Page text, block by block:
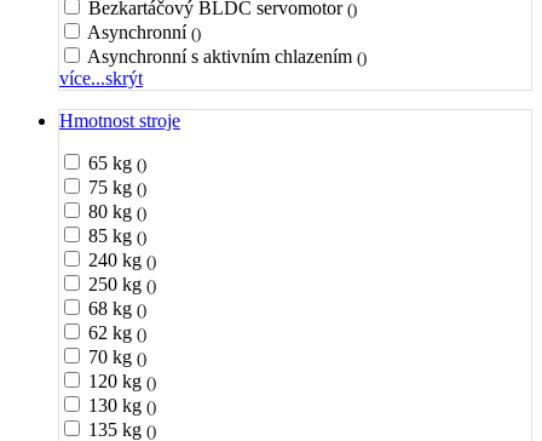
Bezkartáčový BLDC servomotor ()
Asynchronní ()
Asynchronní s aktivním chlazením ()
více...skrýt
Hmotnost stroje
65 kg ()
75 kg ()
80 kg ()
85 kg ()
240 kg ()
250 kg ()
68 kg ()
62 kg ()
70 kg ()
120 kg ()
130 kg ()
135 kg ()